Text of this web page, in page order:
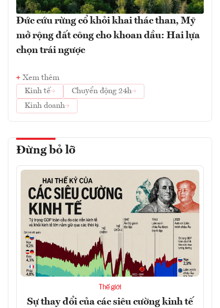
Đức cứu rừng cổ khỏi khai thác than, Mỹ
mở rộng đất công cho khoan dầu: Hai lựa
chọn trái ngược
Xem thêm
Kinh tế
Chuyển động 24h
Kinh doanh
Đừng bỏ lỡ
Thế giới
Sự thay đổi của các siêu cường kinh tế